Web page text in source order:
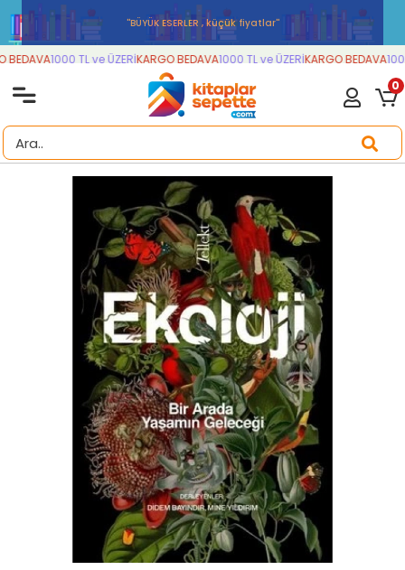
''BÜYÜK ESERLER , küçük fiyatlar''
1000 TL ve ÜZERİKARGO BEDAVA1000 TL ve ÜZERİKARGO BEDAVA
0